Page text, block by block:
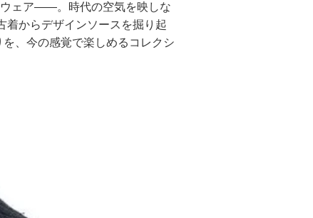
ウェア——。時代の空気を映しな
着からデザインソースを掘り起
、今の感覚で楽しめるコレクシ